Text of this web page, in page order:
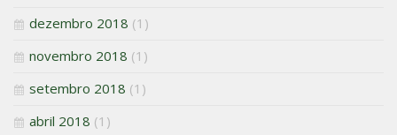
dezembro 2018 (1)
novembro 2018 (1)
setembro 2018 (1)
abril 2018 (1)